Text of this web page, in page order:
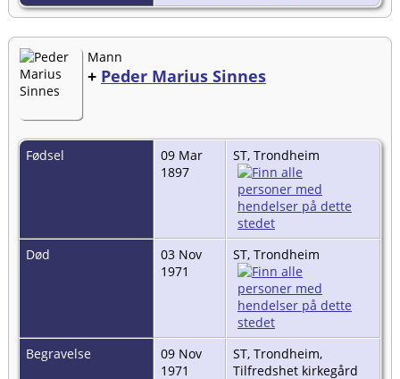
Mann
+ Peder Marius Sinnes
Fødsel
09 Mar
1897
ST, Trondheim
Død
03 Nov
1971
ST, Trondheim
Begravelse
09 Nov
1971
ST, Trondheim,
Tilfredshet kirkegård